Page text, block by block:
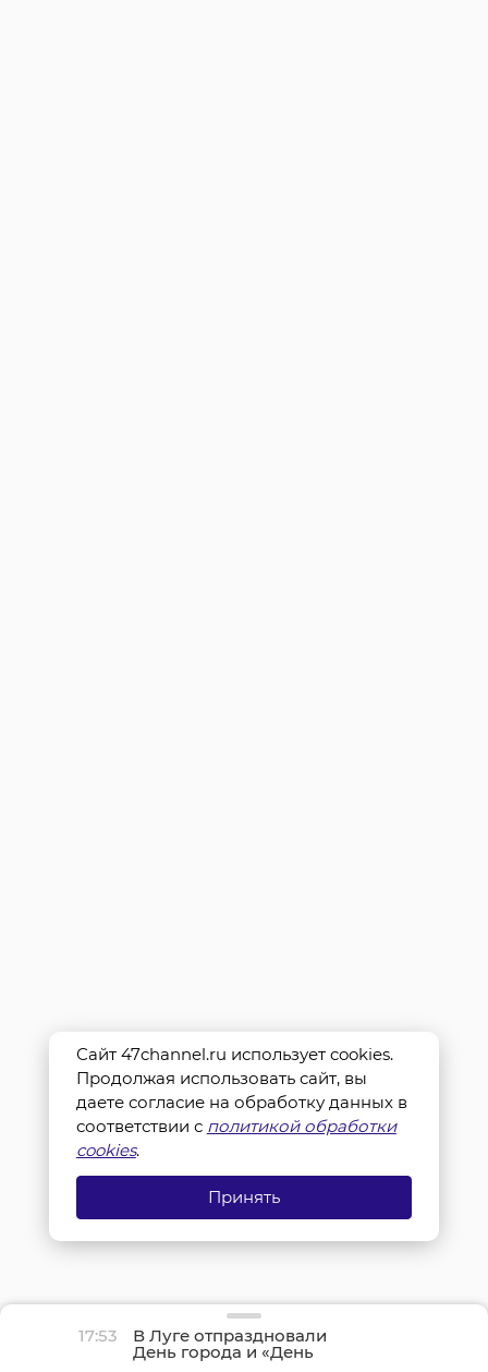
17:53 В Луге отпраздновали
День города и «День
Сайт 47channel.ru использует cookies.
Продолжая использовать сайт, вы
даете согласие на обработку данных в
соответствии с политикой обработки
cookies.
Принять